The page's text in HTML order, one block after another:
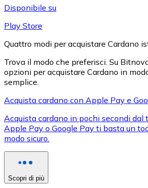
XRP
XRP
Vedi tutto
Disponibile su
Play Store
Quattro modi per acquistare Cardano
Trova il modo che preferisci. Su
opzioni per acquistare Cardano in
semplice.
Acquista cardano con Apple Pay e
Acquista cardano in pochi secondi dal
Apple Pay o Google Pay ti basta un
modo sicuro.
Scopri di più